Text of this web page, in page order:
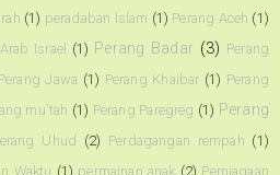
(1) peradaban Islam (1) Perang Aceh (1)
Israel (1) Perang Badar (3) Perang
Perang Jawa (1) Perang Khaibar (1) Perang
mu'tah (1) Perang Paregreg (1) Perang
Uhud (2) Perdagangan rempah (1)
Waktu (1) permainan anak (2) Perniagaan